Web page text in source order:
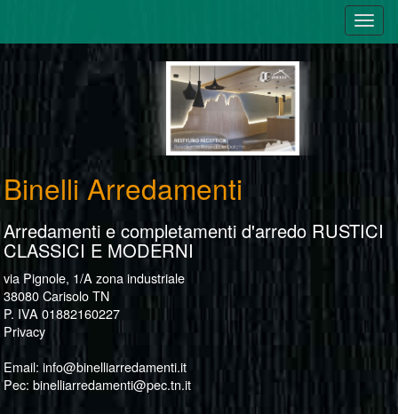
Binelli Arredamenti
Arredamenti e completamenti d'arredo RUSTICI
CLASSICI E MODERNI
via Pignole, 1/A zona industriale
38080 Carisolo TN
P. IVA 01882160227
Privacy
Email:info@binelliarredamenti.it
Pec:binelliarredamenti@pec.tn.it